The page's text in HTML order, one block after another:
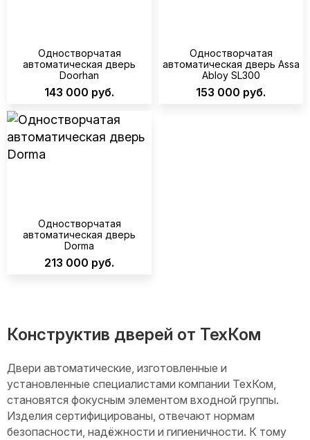
Одностворчатая
автоматическая дверь
Doorhan
143 000 руб.
Одностворчатая
автоматическая дверь Assa
Abloy SL300
153 000 руб.
Одностворчатая
автоматическая дверь
Dorma
213 000 руб.
Конструктив дверей от ТехКом
Двери автоматические, изготовленные и
установленные специалистами компании ТехКом,
становятся фокусным элементом входной группы.
Изделия сертифицированы, отвечают нормам
безопасности, надёжности и гигиеничности. К тому